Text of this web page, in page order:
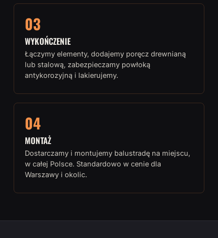
03
WYKOŃCZENIE
Łączymy elementy, dodajemy poręcz drewnianą
lub stalową, zabezpieczamy powłoką
antykorozyjną i lakierujemy.
04
MONTAŻ
Dostarczamy i montujemy balustradę na miejscu,
w całej Polsce. Standardowo w cenie dla
Warszawy i okolic.